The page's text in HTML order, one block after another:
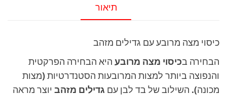
תיאור
כיסוי מצה מרובע עם גדילים מזהב
הבחירה בכיסוי מצה מרובע היא הבחירה הפרקטית
והנפוצה ביותר למצות המרובעות הסטנדרטיות (מצות
מכונה). השילוב של בד לבן עם גדילים מזהב יוצר מראה